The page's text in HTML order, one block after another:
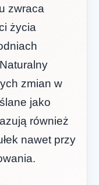
zwraca
życia
zmian w
jako
również
nawet przy